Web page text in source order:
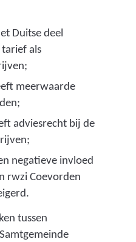
Duitse deel
als
meerwaarde
adviesrecht bij de
negatieve invloed
rwzi Coevorden
tussen